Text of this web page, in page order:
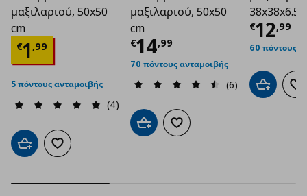
μαξιλαριού, 50x50
cm
€1,99
Τρέχουσα τιμή€ 1,99
5 πόντους ανταμοιβής
(4)
Προσθήκη στο καλάθι
Προσθήκη στα αγαπημένα
μαξιλαριού, 50x50
cm
€14,99
Τρέχουσα τιμή€
70 πόντους ανταμοιβής
(6)
Προσθήκη στο καλάθι
Προσθήκη στα αγαπημένα
38x38x6.5
€12,99
60 πόντους
Προσθήκη